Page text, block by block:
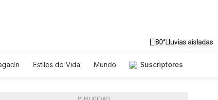
80°Lluvias aisladas
Estilos de Vida
Mundo
Suscriptores
PUBLICIDAD